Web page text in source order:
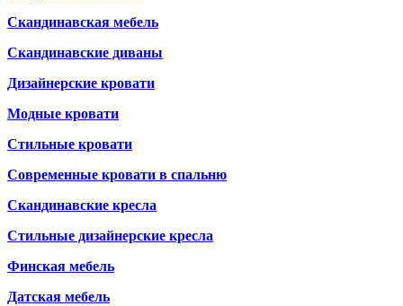
Скандинавская мебель
Скандинавские диваны
Дизайнерские кровати
Модные кровати
Стильные кровати
Современные кровати в спальню
Скандинавские кресла
Стильные дизайнерские кресла
Финская мебель
Датская мебель